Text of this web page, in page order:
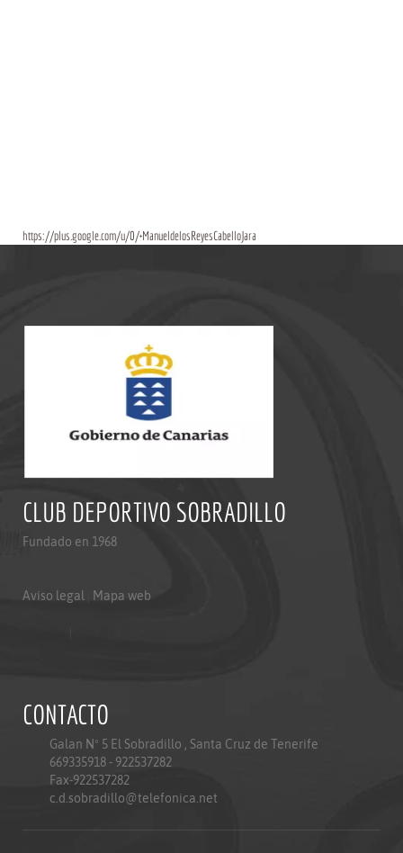
https://plus.google.com/u/0/+ManueldelosReyesCabelloJara
CLUB DEPORTIVO SOBRADILLO
Fundado en 1968
Aviso legal Mapa web
CONTACTO
Galan Nº 5 El Sobradillo , Santa Cruz de Tenerife
669335918 - 922537282
Fax-922537282
c.d.sobradillo@telefonica.net